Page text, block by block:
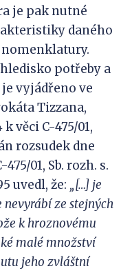
je pak nutné
daného
potřeby a
vyjádřeno ve
Tizzana,
věci C-475/01,
rozsudek dne
475/01, Sb. rozh. s.
uvedl, že: „[…] je
ze stejných
khroznovému
malé množství
jeho zvláštní